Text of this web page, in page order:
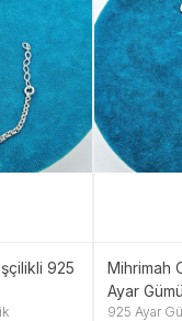
925
Mihrimah
Ayar
925 Ayar